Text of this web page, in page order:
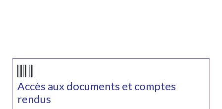
Accès aux documents et comptes
rendus